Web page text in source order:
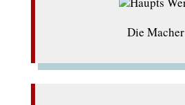
Die Macher